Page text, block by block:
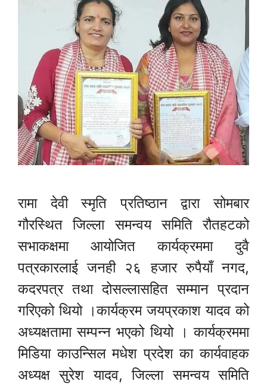
रामा देवी स्मृति प्रतिष्ठान द्वारा सोमबार
गौरस्थित जिल्ला समन्वय समिति रौतहटको
सभाकक्षमा आयोजित कार्यक्रममा दुवै
पत्रकारलाई जनही २६ हजार रुपैयाँ नगद,
कदरपत्र तथा दोसल्लासहित सम्मान प्रदान
गरिएको थियो ।कार्यक्रम जयप्रकाश यादव को
अध्यक्षतामा सम्पन्न भएको थियो । कार्यक्रममा
मिडिया काउन्सिल मधेश प्रदेश का कार्यवाहक
अध्यक्ष सुरेश यादव, जिल्ला समन्वय समिति